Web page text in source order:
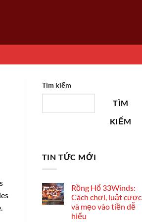
Tìm kiếm
TÌM
KIẾM
TIN TỨC MỚI
Rồng Hổ 33Winds:
Cách chơi, luật cược
và mẹo vào tiền dễ
hiểu